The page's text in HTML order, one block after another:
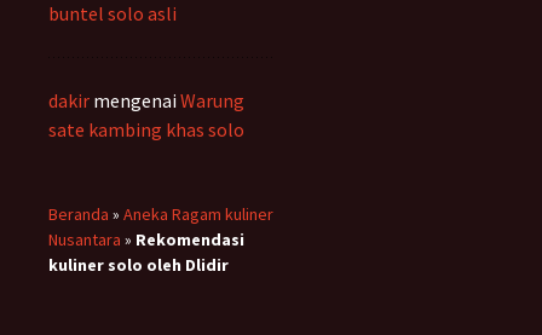
buntel solo asli
dakir mengenai Warung
sate kambing khas solo
Beranda » Aneka Ragam kuliner
Nusantara » Rekomendasi
kuliner solo oleh Dlidir